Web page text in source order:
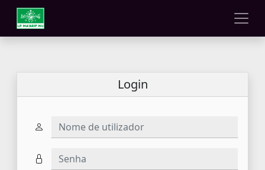
Login
Nome de utilizador
Senha